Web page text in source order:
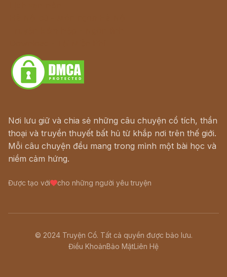
Nơi lưu giữ và chia sẻ những câu chuyện cổ tích, thần
thoại và truyền thuyết bất hủ từ khắp nơi trên thế giới.
Mỗi câu chuyện đều mang trong mình một bài học và
niềm cảm hứng.
Được tạo với cho những người yêu truyện
© 2024 Truyện Cổ. Tất cả quyền được bảo lưu.
Điều KhoảnBảo MậtLiên Hệ